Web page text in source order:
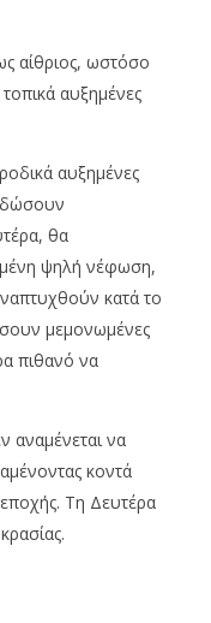
αίθριος, ωστόσο
αυξημένες
αυξημένες
δώσουν
θα
ψηλή νέφωση,
κατά το
μεμονωμένες
πιθανό να
αναμένεται να
κοντά
εποχής. Τη Δευτέρα